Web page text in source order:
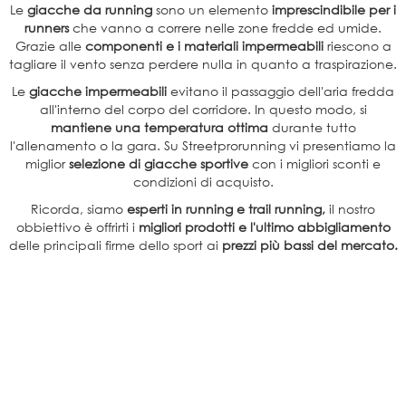
Le giacche da running sono un elemento imprescindibile per i
runnersche vanno a correre nelle zone fredde ed umide.
Grazie alle componenti e i materiali impermeabili riescono a
tagliare il vento senza perdere nulla in quanto a traspirazione.
Le giacche impermeabili evitano il passaggio dell'aria fredda
all'interno del corpo del corridore. In questo modo, si
mantiene una temperatura ottima durante tutto
l'allenamento o la gara. Su Streetprorunning vi presentiamo la
migliorselezione di giacche sportive con i migliori sconti e
condizioni di acquisto.
Ricorda, siamo esperti in running e trail running, il nostro
obbiettivo è offrirti i migliori prodotti e l'ultimo abbigliamento
delle principali firme dello sport ai prezzi più bassi del mercato.